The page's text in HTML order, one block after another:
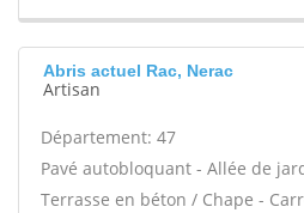
Abris actuel Rac, Nerac
Artisan
Département: 47
Pavé autobloquant - Allée de
Terrasse en béton / Chape -